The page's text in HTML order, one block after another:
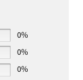
0%
0%
0%